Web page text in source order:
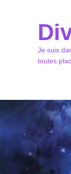
Je suis
toutes